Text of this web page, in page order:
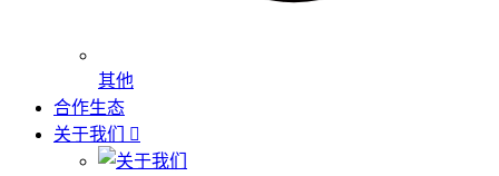
其他
合作生态
关于我们